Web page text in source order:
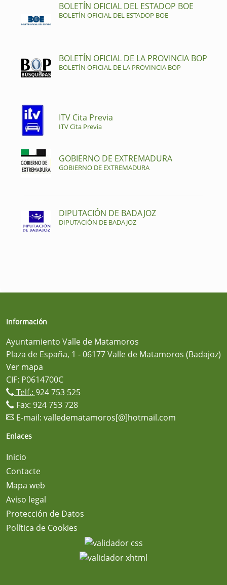
BOLETÍN OFICIAL DEL ESTADOP BOE
BOLETÍN OFICIAL DEL ESTADOP BOE
BOLETÍN OFICIAL DE LA PROVINCIA BOP
BOLETÍN OFICIAL DE LA PROVINCIA BOP
ITV Cita Previa
ITV Cita Previa
GOBIERNO DE EXTREMADURA
GOBIERNO DE EXTREMADURA
DIPUTACIÓN DE BADAJOZ
DIPUTACIÓN DE BADAJOZ
Información
Ayuntamiento Valle de Matamoros
Plaza de España, 1 - 06177 Valle de Matamoros (Badajoz)
Ver mapa
CIF: P0614700C
Telf.: 924 753 525
Fax: 924 753 728
E-mail: valledematamoros[@]hotmail.com
Enlaces
Inicio
Contacte
Mapa web
Aviso legal
Protección de Datos
Política de Cookies